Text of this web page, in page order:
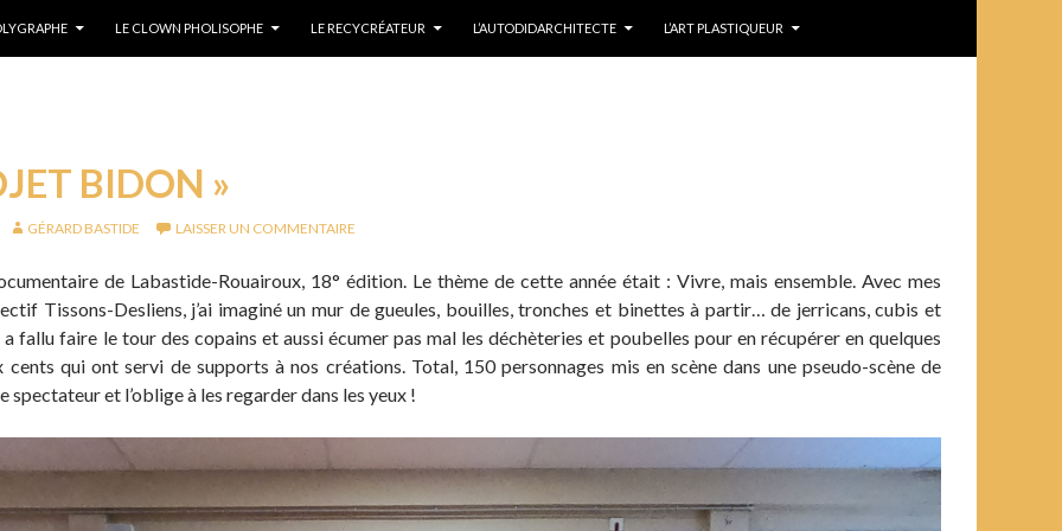
LE CLOWN PHOLISOPHE LE RECYCRÉATEUR L’AUTODIDARCHITECTE L’ART PLASTIQUEUR
BIDON »
GÉRARD BASTIDE LAISSER UN COMMENTAIRE
de Labastide-Rouairoux, 18° édition. Le thème de cette année était : Vivre, mais ensemble. Avec mes
Tissons-Desliens, j’ai imaginé un mur de gueules, bouilles, tronches et binettes à partir… de jerricans, cubis et
fallu faire le tour des copains et aussi écumer pas mal les déchèteries et poubelles pour en récupérer en quelques
cents qui ont servi de supports à nos créations. Total, 150 personnages mis en scène dans une pseudo-scène de
spectateur et l’oblige à les regarder dans les yeux !